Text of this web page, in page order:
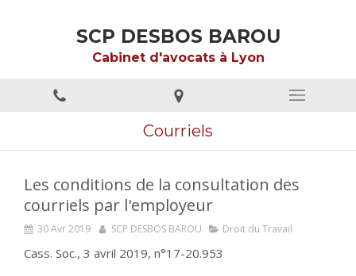
SCP DESBOS BAROU
Cabinet d'avocats à Lyon
Courriels
Les conditions de la consultation des
courriels par l'employeur
30 Avr 2019 SCP DESBOS BAROU Droit du Travail
Cass. Soc., 3 avril 2019, n°17-20.953